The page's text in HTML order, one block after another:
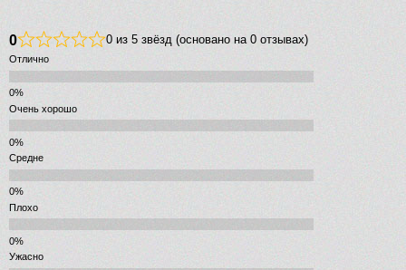
0 0 из 5 звёзд (основано на 0 отзывах)
Отлично
Очень хорошо
Средне
Плохо
Ужасно